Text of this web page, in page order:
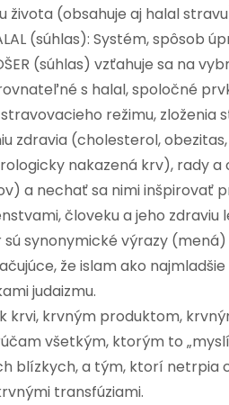
života (obsahuje aj halal
(súhlas): Systém, spôsob
(súhlas) vzťahuje sa na
s halal, spoločné
režimu, zloženia
zdravia (cholesterol,
nakazená krv), rady
a nechať sa nimi inšpirovať
človeku a jeho zdraviu
sú synonymické výrazy
že islam ako
judaizmu.
krvi, krvným produktom,
všetkým, ktorým to
blízkych, a tým, ktorí netrpia
transfúziami.